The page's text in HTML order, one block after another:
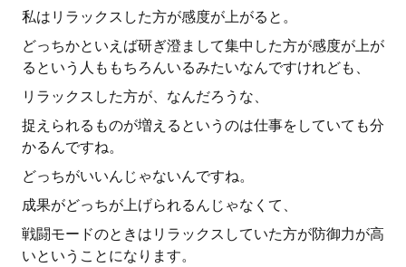
私はリラックスした方が感度が上がると。
どっちかといえば研ぎ澄まして集中した方が感度が上が
るという人ももちろんいるみたいなんですけれども、
リラックスした方が、なんだろうな、
捉えられるものが増えるというのは仕事をしていても分
かるんですね。
どっちがいいんじゃないんですね。
成果がどっちが上げられるんじゃなくて、
戦闘モードのときはリラックスしていた方が防御力が高
いということになります。